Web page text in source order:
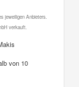
jeweiligen Anbieters.
verkauft.
von 10